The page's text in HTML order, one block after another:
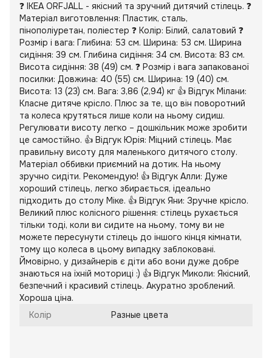
❓ IKEA ORFJALL - якісний та зручний дитячий стілець. ❓
Матеріал виготовлення: Пластик, сталь,
пінополіуретан, поліестер ❓ Колір: Білий, салатовий ❓
Розмір і вага: Глибина: 53 см. Ширина: 53 см. Ширина
сидіння: 39 см. Глибина сидіння: 34 см. Висота: 83 см.
Висота сидіння: 38 (49) см. ❓ Розмір і вага запакованої
посилки: Довжина: 40 (55) см. Ширина: 19 (40) см.
Висота: 13 (23) см. Вага: 3,86 (2,94) кг 👍 Відгук Мілани:
Класне дитяче крісло. Плюс за те, що він поворотний
та колеса крутяться лише коли на ньому сидиш.
Регулювати висоту легко – дошкільник може зробити
це самостійно. 👍 Відгук Юрія: Міцний стілець. Має
правильну висоту для маленького дитячого столу.
Матеріал оббивки приємний на дотик. На ньому
зручно сидіти. Рекомендую! 👍 Відгук Алли: Дуже
хороший стілець, легко збирається, ідеально
підходить до столу Міке. 👍 Відгук Яни: Зручне крісло.
Великий плюс колісного рішення: стілець рухається
тільки тоді, коли ви сидите на ньому, тому ви не
можете пересунути стілець до іншого кінця кімнати,
тому що колеса в цьому випадку заблоковані.
Ймовірно, у дизайнерів є діти або вони дуже добре
знаються на їхній моториці :) 👍 Відгук Миколи: Якісний,
безпечний і красивий стілець. Акуратно зроблений.
Хороша ціна.
Колір
Разные цвета